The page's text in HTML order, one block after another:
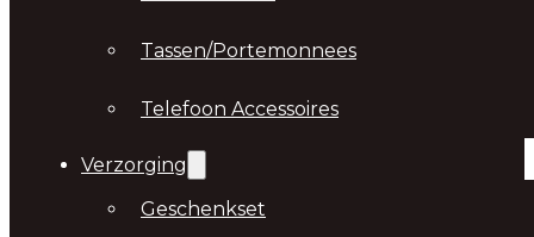
Tassen/Portemonnees
Telefoon Accessoires
Verzorging
Geschenkset